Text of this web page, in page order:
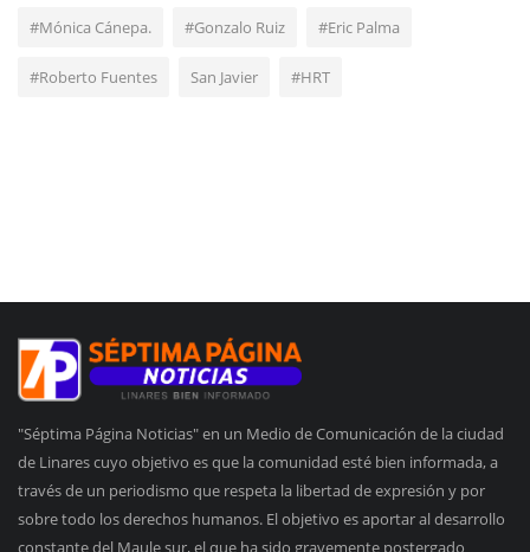
#Mónica Cánepa. #Gonzalo Ruiz #Eric Palma
#Roberto Fuentes San Javier #HRT
"Séptima Página Noticias" en un Medio de Comunicación de la ciudad
de Linares cuyo objetivo es que la comunidad esté bien informada, a
través de un periodismo que respeta la libertad de expresión y por
sobre todo los derechos humanos. El objetivo es aportar al desarrollo
constante del Maule sur, el que ha sido gravemente postergado